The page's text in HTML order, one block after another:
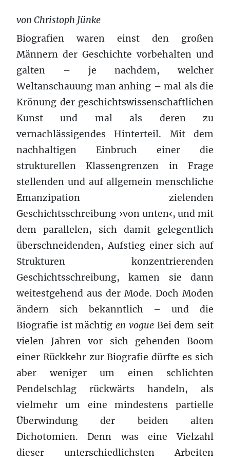
von Christoph Jünke
Biografien waren einst den großen
Männern der Geschichte vorbehalten und
galten – je nachdem, welcher
Weltanschauung man anhing – mal als die
Krönung der geschichtswissenschaftlichen
Kunst und mal als deren zu
vernachlässigendes Hinterteil. Mit dem
nachhaltigen Einbruch einer die
strukturellen Klassengrenzen in Frage
stellenden und auf allgemein menschliche
Emanzipation zielenden
Geschichtsschreibung ›von unten‹, und mit
dem parallelen, sich damit gelegentlich
überschneidenden, Aufstieg einer sich auf
Strukturen konzentrierenden
Geschichtsschreibung, kamen sie dann
weitestgehend aus der Mode. Doch Moden
ändern sich bekanntlich – und die
Biografie ist mächtigen vogueBei dem seit
vielen Jahren vor sich gehenden Boom
einer Rückkehr zur Biografie dürfte es sich
aber weniger um einen schlichten
Pendelschlag rückwärts handeln, als
vielmehr um eine mindestens partielle
Überwindung der beiden alten
Dichotomien. Denn was eine Vielzahl
dieser unterschiedlichsten Arbeiten